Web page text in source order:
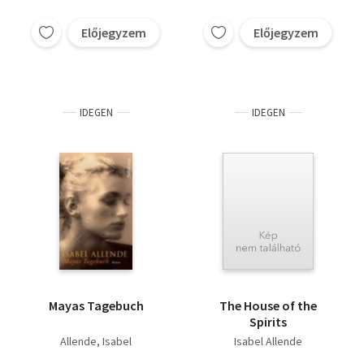
Előjegyzem Előjegyzem
IDEGEN
Mayas Tagebuch
Allende, Isabel
IDEGEN
The House of the
Spirits
Isabel Allende